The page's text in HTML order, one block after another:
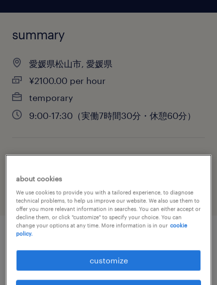
summary
愛媛県松山市, 愛媛県
¥2100.00 per hour
temporary
9:00-17:30（実働7時間30分・休憩60分）
information technology
job details
about cookies
We use cookies to provide you with a tailored experience, to diagnose
technical problems, to help us improve our website. We also use them to
offer you more relevant information in searches. You can either accept or
decline them, or click "customize" to specify your choice. You can
change your options at any time. More information is in our cookie
policy.
customize